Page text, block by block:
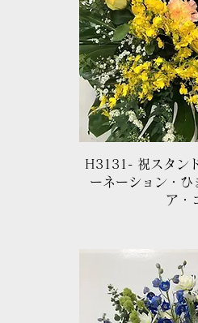
ク
H3131- 祝スタン
ーネーション・ひ
ア・